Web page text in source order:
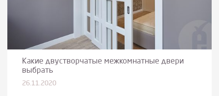
Какие двустворчатые межкомнатные двери
выбрать
26.11.2020